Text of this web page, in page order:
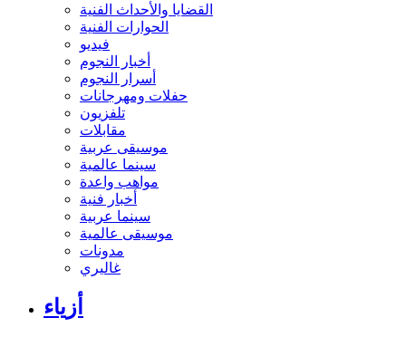
القضايا والأحداث الفنية
الحوارات الفنية
فيديو
أخبار النجوم
أسرار النجوم
حفلات ومهرجانات
تلفزيون
مقابلات
موسيقى عربية
سينما عالمية
مواهب واعدة
أخبار فنية
سينما عربية
موسيقى عالمية
مدونات
غاليري
أزياء